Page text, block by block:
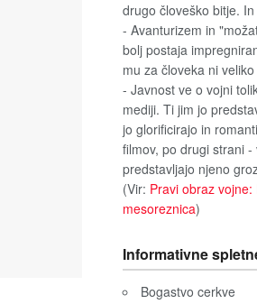
drugo človeško bitje.
- Avanturizem in
bolj postaja
mu za človeka ni veliko
- Javnost ve o vojni
mediji. Ti jim jo
jo glorificirajo in
filmov, po drugi strani
predstavljajo njeno
(Vir: Pravi obraz
mesoreznica)
Informativne
Bogastvo cerkve